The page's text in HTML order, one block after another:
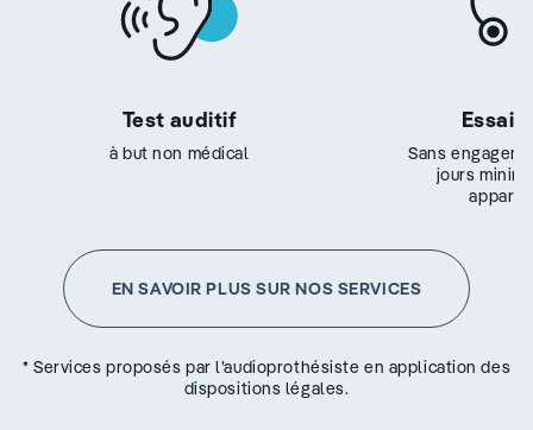
Test auditif
à but non médical
Essai
Sans
jours
EN SAVOIR PLUS SUR NOS SERVICES
* Services proposés par l’audioprothésiste en application des
dispositions légales.